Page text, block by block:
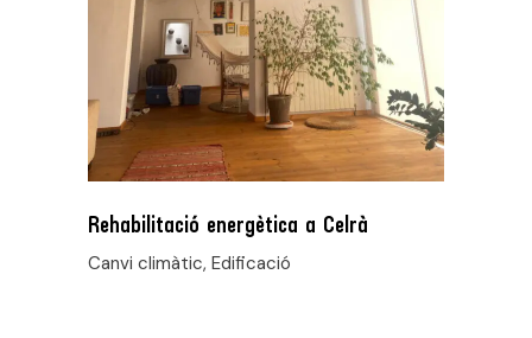
Rehabilitació energètica a Celrà
Canvi climàtic, Edificació